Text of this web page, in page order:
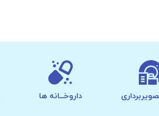
داروخــانه ها